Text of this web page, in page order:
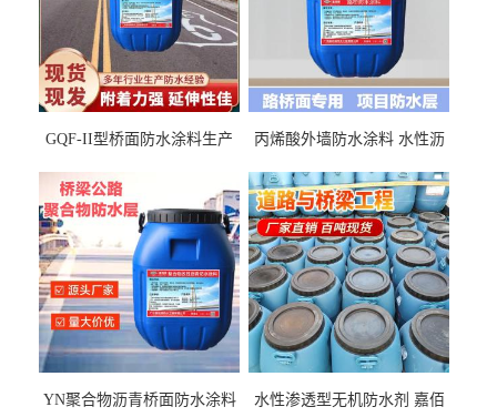
GQF-II型桥面防水涂料生产
丙烯酸外墙防水涂料 水性沥
厂家
YN聚合物沥青桥面防水涂料
水性渗透型无机防水剂 嘉佰